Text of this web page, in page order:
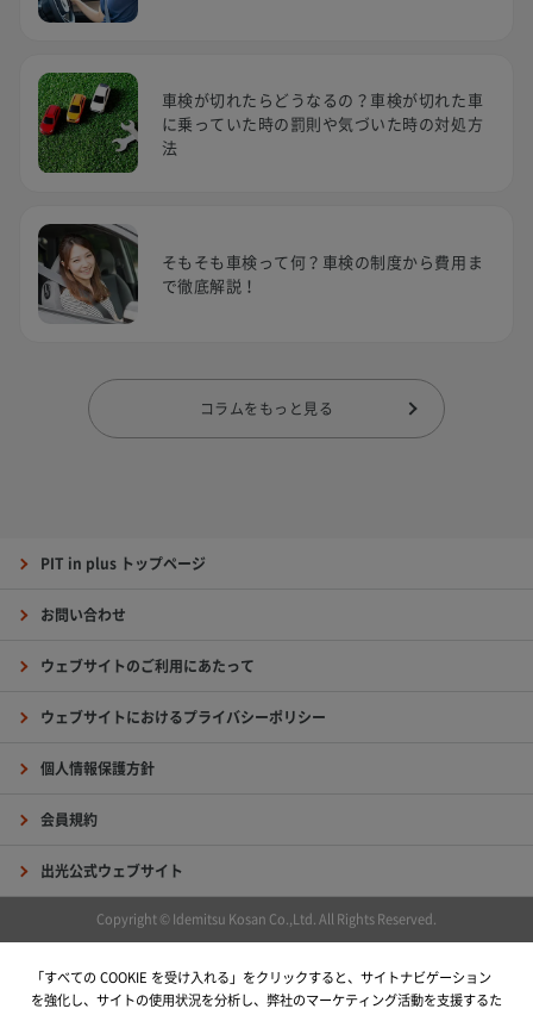
車検が切れたらどうなるの？車検が切れた車
に乗っていた時の罰則や気づいた時の対処方
法
そもそも車検って何？車検の制度から費用ま
で徹底解説！
コラムをもっと見る
PIT in plus トップページ
お問い合わせ
ウェブサイトのご利用にあたって
ウェブサイトにおけるプライバシーポリシー
個人情報保護方針
会員規約
出光公式ウェブサイト
Copyright © Idemitsu Kosan Co.,Ltd. All Rights Reserved.
「すべての COOKIE を受け入れる」をクリックすると、サイトナビゲーション
を強化し、サイトの使用状況を分析し、弊社のマーケティング活動を支援するた